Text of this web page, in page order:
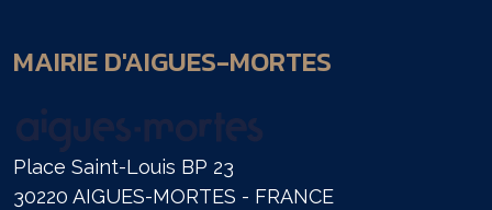
MAIRIE D'AIGUES-MORTES
Place Saint-Louis BP 23
30220 AIGUES-MORTES - FRANCE